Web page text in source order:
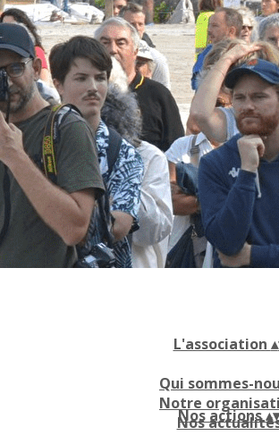
L'association ▴
Qui sommes-
Notre
Nos
Nos actions▴▾